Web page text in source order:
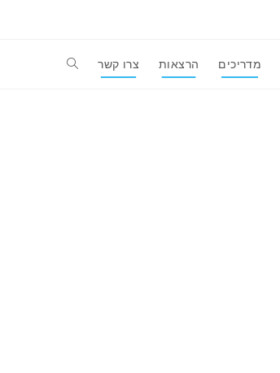
מדריכים הרצאות צרו קשר Toggle